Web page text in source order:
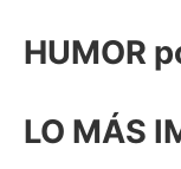
HUMOR
LO MÁS